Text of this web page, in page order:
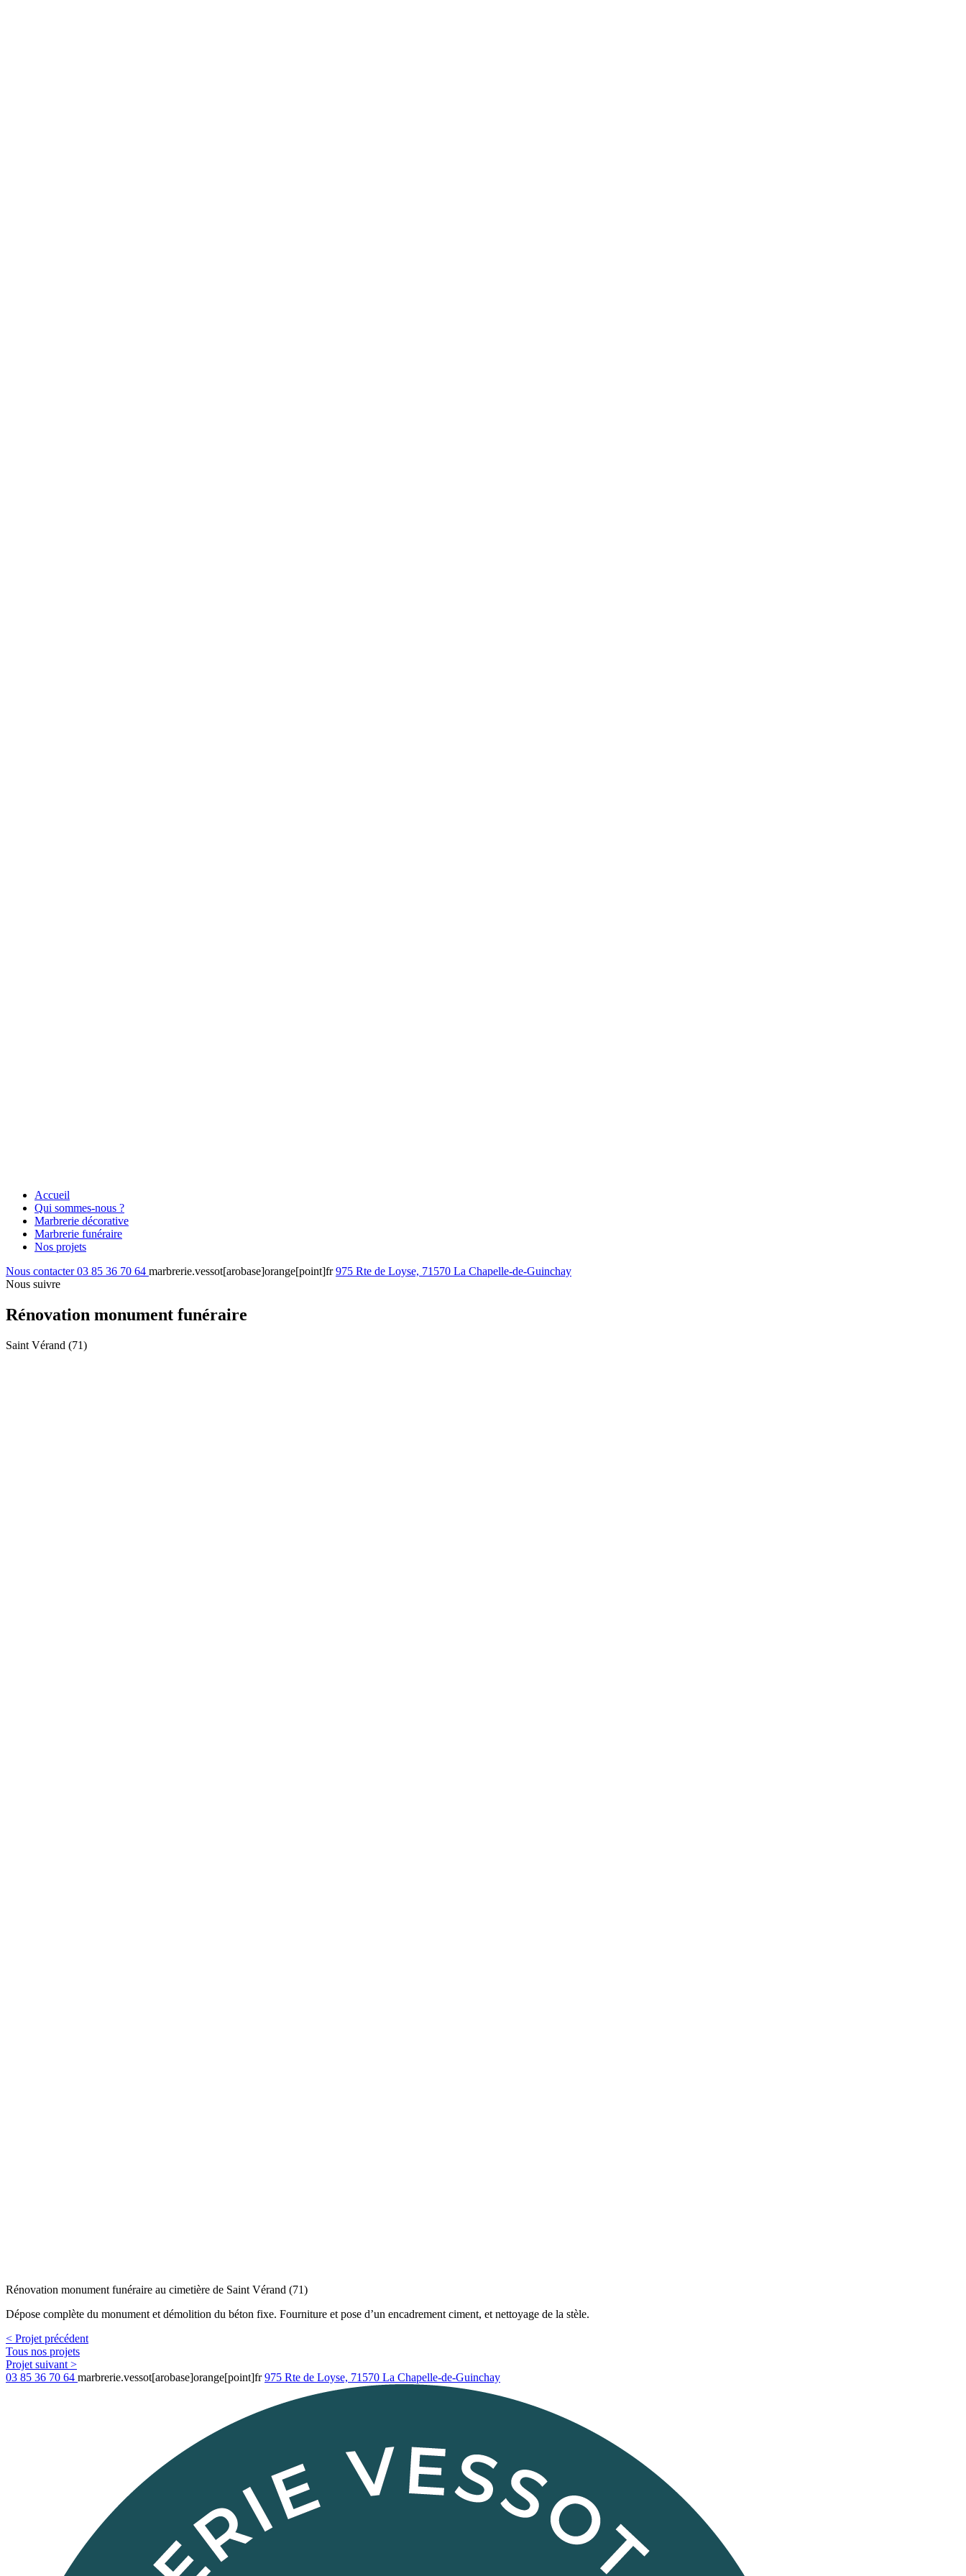
Accueil
Qui sommes-nous ?
Marbrerie décorative
Marbrerie funéraire
Nos projets
Nous contacter03 85 36 70 64 marbrerie.vessot[arobase]orange[point]fr975 Rte de Loyse, 71570 La Chapelle-de-Guinchay
Nous suivre
Rénovation monument funéraire
Saint Vérand (71)
Rénovation monument funéraire au cimetière de Saint Vérand (71)
Dépose complète du monument et démolition du béton fixe. Fourniture et pose d’un encadrement ciment, et nettoyage de la stèle.
< Projet précédent
Tous nos projets
Projet suivant >
03 85 36 70 64 marbrerie.vessot[arobase]orange[point]fr975 Rte de Loyse, 71570 La Chapelle-de-Guinchay